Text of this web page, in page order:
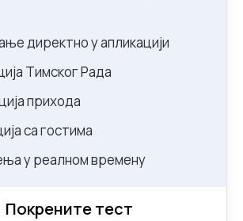
директно у апликацији
Тимског Рада
прихода
са гостима
у реалном времену
Покрените тест